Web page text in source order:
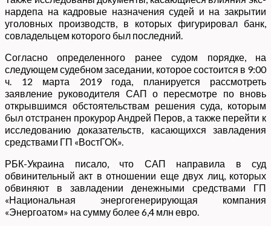
нардепа на кадровые назначения судей и на закрытии
уголовных производств, в которых фигурировал банк,
совладельцем которого был последний.
Согласно определенного ранее судом порядке, на
следующем судебном заседании, которое состоится в 9:00
ч. 12 марта 2019 года, планируется рассмотреть
заявление руководителя САП о пересмотре по вновь
открывшимся обстоятельствам решения суда, которым
был отстранен прокурор Андрей Перов, а также перейти к
исследованию доказательств, касающихся завладения
средствами ГП «ВостГОК».
РБК-Украина писало, что САП направила в суд
обвинительный акт в отношении еще двух лиц, которых
обвиняют в завладении денежными средствами ГП
«Национальная энергогенерирующая компания
«Энергоатом» на сумму более 6,4 млн евро.